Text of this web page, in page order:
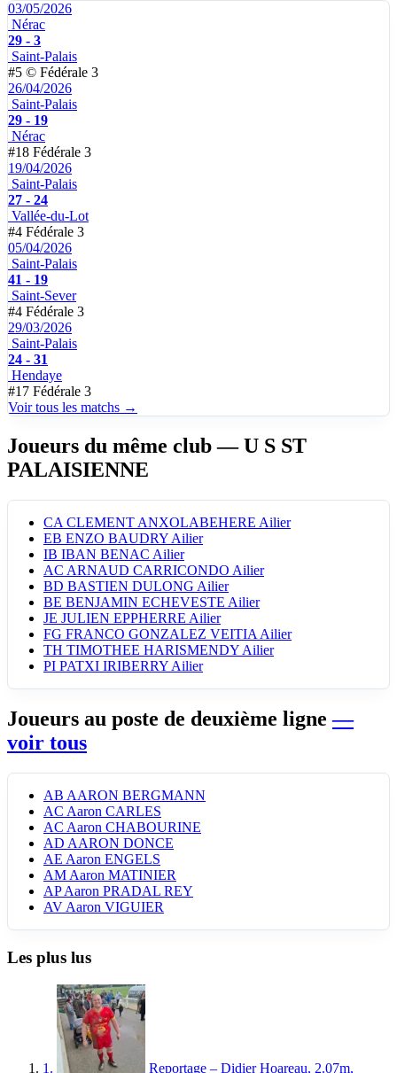
03/05/2026
Nérac
29 - 3
Saint-Palais
#5 © Fédérale 3
26/04/2026
Saint-Palais
29 - 19
Nérac
#18 Fédérale 3
19/04/2026
Saint-Palais
27 - 24
Vallée-du-Lot
#4 Fédérale 3
05/04/2026
Saint-Palais
41 - 19
Saint-Sever
#4 Fédérale 3
29/03/2026
Saint-Palais
24 - 31
Hendaye
#17 Fédérale 3
Voir tous les matchs →
Joueurs du même club— U S ST
PALAISIENNE
CA CLEMENT ANXOLABEHERE Ailier
EB ENZO BAUDRY Ailier
IB IBAN BENAC Ailier
AC ARNAUD CARRICONDO Ailier
BD BASTIEN DULONG Ailier
BE BENJAMIN ECHEVESTE Ailier
JE JULIEN EPPHERRE Ailier
FG FRANCO GONZALEZ VEITIA Ailier
TH TIMOTHEE HARISMENDY Ailier
PI PATXI IRIBERRY Ailier
Joueurs au poste de deuxième ligne—
voir tous
AB AARON BERGMANN
AC Aaron CARLES
AC Aaron CHABOURINE
AD AARON DONCE
AE Aaron ENGELS
AM Aaron MATINIER
AP Aaron PRADAL REY
AV Aaron VIGUIER
Les plus lus
1. Reportage – Didier Hoareau, 2.07m,